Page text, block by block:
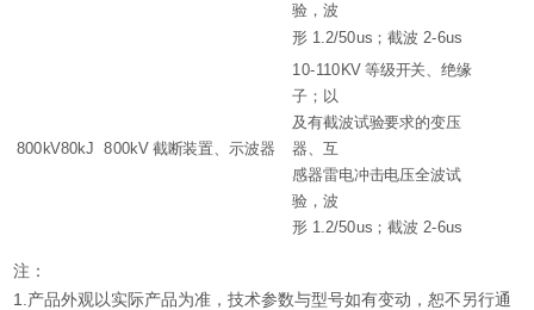
验，波
形 1.2/50us；截波 2-6us
800kV80kJ 800kV 截断装置、示波器
10-110KV 等级开关、绝缘
子；以
及有截波试验要求的变压
器、互
感器雷电冲击电压全波试
验，波
形 1.2/50us；截波 2-6us
注：
1.产品外观以实际产品为准，技术参数与型号如有变动，恕不另行通